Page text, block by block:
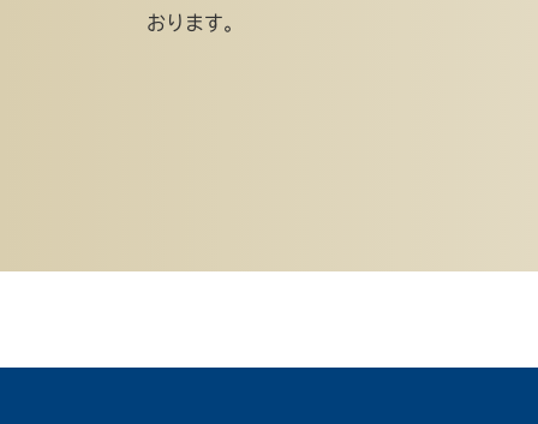
おります。